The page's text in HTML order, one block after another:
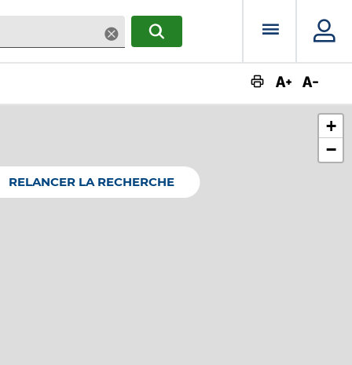
SupprimerRECHERCHERMenu
+
−
RELANCER LA RECHERCHE